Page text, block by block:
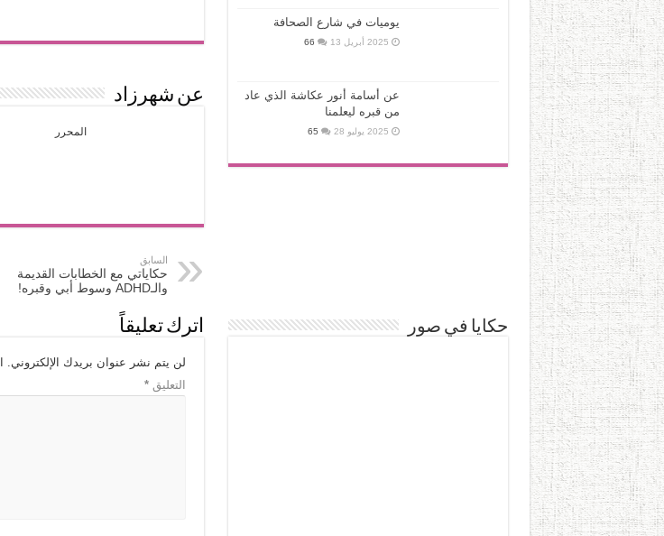
عن شهرزاد
المحرر
السابق
حكاياتي مع الخطابات القديمة
والـADHD وسوط أبي وقبره!
اترك تعليقاً
لن يتم نشر عنوان بريدك الإلكتروني.
التعليق*
يوميات في شارع الصحافة
2025 أبريل 13 66
عن أسامة أنور عكاشة الذي عاد
من قبره ليعلمنا
2025 يوليو 28 65
حكايا في صور